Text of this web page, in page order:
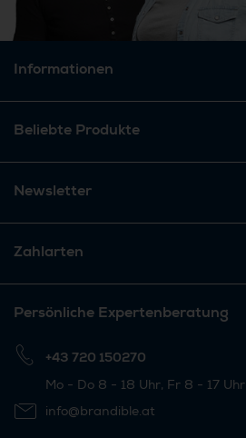
Informationen
Beliebte Produkte
Newsletter
Zahlarten
Persönliche Expertenberatung
+43 720 150270
Mo - Do 8 - 18 Uhr, Fr 8 - 17 Uhr
info@brandible.at